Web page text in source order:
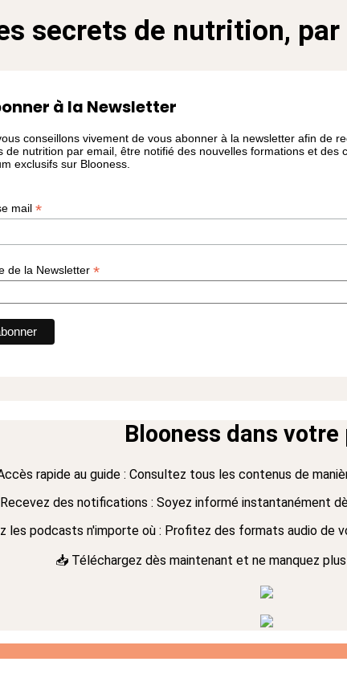
secrets de nutrition, par
à la Newsletter
conseillons vivement de vous abonner à la newsletter afin de
de nutrition par email, être notifié des nouvelles formations et des
exclusifs sur Blooness.
mail *
de la Newsletter *
Blooness dans votre
rapide au guide : Consultez tous les contenus de
des notifications : Soyez informé instantanément
les podcasts n'importe où : Profitez des formats audio de
📥 Téléchargez dès maintenant et ne manquez